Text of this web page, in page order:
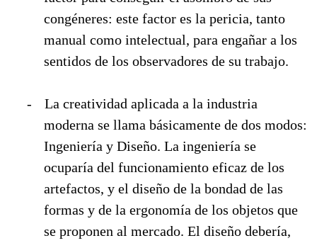
congéneres: este factor es la pericia, tanto
manual como intelectual, para engañar a los
sentidos de los observadores de su trabajo.
-
La creatividad aplicada a la industria
moderna se llama básicamente de dos modos:
Ingeniería y Diseño. La ingeniería se
ocuparía del funcionamiento eficaz de los
artefactos, y el diseño de la bondad de las
formas y de la ergonomía de los objetos que
se proponen al mercado. El diseño debería,